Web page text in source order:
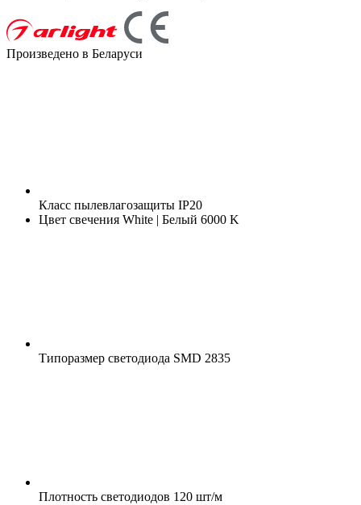
Произведено в Беларуси
Класс пылевлагозащиты IP20
Цвет свечения White | Белый 6000 K
Типоразмер светодиода SMD 2835
Плотность светодиодов 120 шт/м